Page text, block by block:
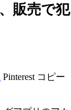
販売で犯
Pinterest コピー